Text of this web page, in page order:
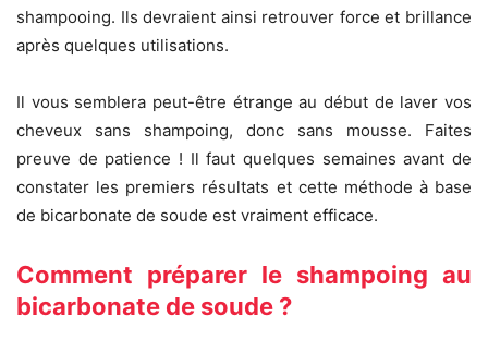
shampooing. Ils devraient ainsi retrouver force et brillance
après quelques utilisations.
Il vous semblera peut-être étrange au début de laver vos
cheveux sans shampoing, donc sans mousse. Faites
preuve de patience ! Il faut quelques semaines avant de
constater les premiers résultats et cette méthode à base
de bicarbonate de soude est vraiment efficace.
Comment préparer le shampoing au
bicarbonate de soude ?